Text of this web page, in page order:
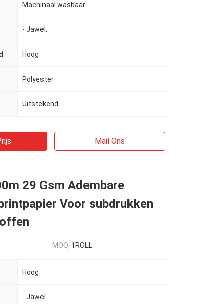
Machinaal wasbaar
- Jawel.
Hoog
Polyester
Uitstekend.
Mail Ons
29 Gsm Adembare
Voor subdrukken
MOQ: 1ROLL
Hoog
- Jawel.